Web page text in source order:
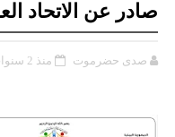
عن الاتحاد
صدى حضرموت منذ 2 سنوات تقريبا